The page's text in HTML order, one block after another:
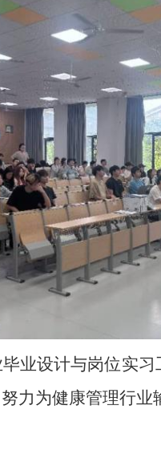
业设计与岗位实
力为健康管理行业